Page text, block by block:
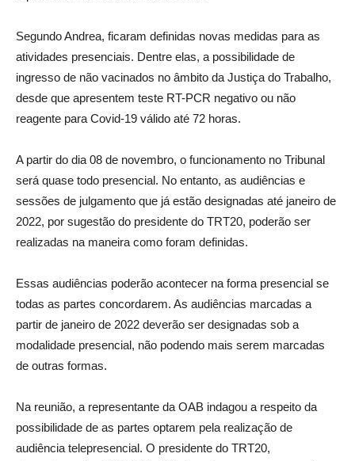
Segundo Andrea, ficaram definidas novas medidas para as
atividades presenciais. Dentre elas, a possibilidade de
ingresso de não vacinados no âmbito da Justiça do Trabalho,
desde que apresentem teste RT-PCR negativo ou não
reagente para Covid-19 válido até 72 horas.
A partir do dia 08 de novembro, o funcionamento no Tribunal
será quase todo presencial. No entanto, as audiências e
sessões de julgamento que já estão designadas até janeiro de
2022, por sugestão do presidente do TRT20, poderão ser
realizadas na maneira como foram definidas.
Essas audiências poderão acontecer na forma presencial se
todas as partes concordarem. As audiências marcadas a
partir de janeiro de 2022 deverão ser designadas sob a
modalidade presencial, não podendo mais serem marcadas
de outras formas.
Na reunião, a representante da OAB indagou a respeito da
possibilidade de as partes optarem pela realização de
audiência telepresencial. O presidente do TRT20,